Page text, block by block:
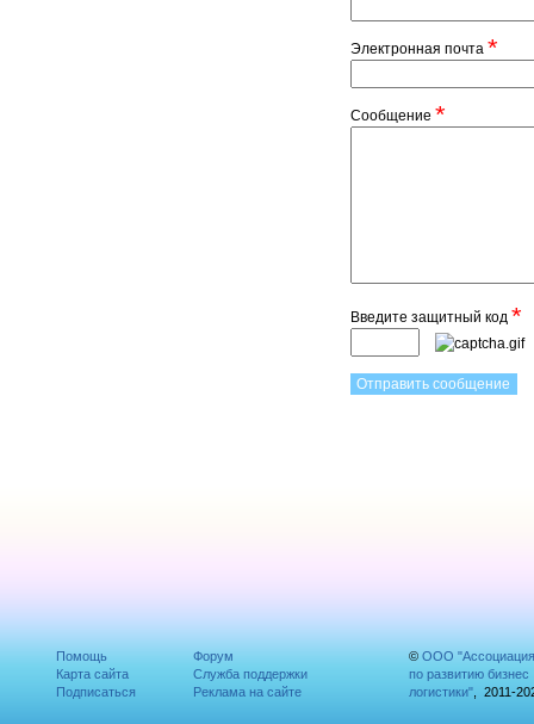
Электронная почта *
Сообщение *
Введите защитный код *
Помощь
Карта сайта
Подписаться
Форум
Служба поддержки
Реклама на сайте
© ООО "Ассоциация
по развитию бизнес
логистики", 2011-